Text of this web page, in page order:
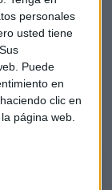
personales
usted tiene
Puede
en
clic en
página web.
"se aprecia
es muy
sí tiene
"El stop tiene